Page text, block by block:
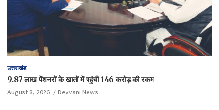
उत्तराखंड
9.87 लाख पेंशनरों के खातों में पहुंची 146 करोड़ की रकम
August 8, 2026 Devvani News